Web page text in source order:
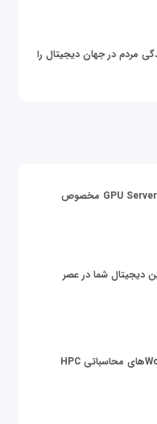
مردم در جهان دیجیتال را
قیمت سرور گرافیکی | خرید GPU Server مخصوص
دیجیتال شما در عصر